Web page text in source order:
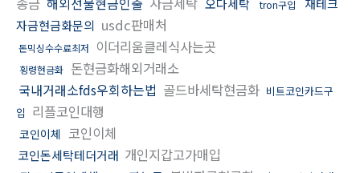
tron구입
자금현금화문의 usdc판매처
돈믹싱수수료최저 이더리움클레식사는곳
횡령현금화 돈현금화해외거래소
국내거래소fds우회하는법 골드바세탁현금화 비트코인카드구
입 리플코인대행
코인이체 코인이체
코인돈세탁테더거래 개인지갑고가매입